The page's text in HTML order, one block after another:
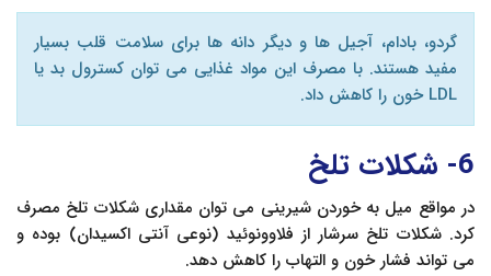
گردو، بادام، آجیل ها و دیگر دانه ها برای سلامت قلب بسیار
مفید هستند. با مصرف این مواد غذایی می توان کسترول بد یا
LDL خون را کاهش داد.
6- شکلات تلخ
در مواقع میل به خوردن شیرینی می توان مقداری شکلات تلخ مصرف
کرد. شکلات تلخ سرشار از فلاوونوئید (نوعی آنتی اکسیدان) بوده و
می تواند فشار خون و التهاب را کاهش دهد.